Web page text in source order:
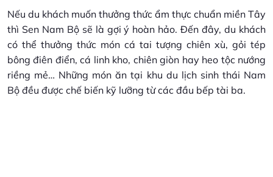
Nếu du khách muốn thưởng thức ẩm thực chuẩn miền Tây
thì Sen Nam Bộ sẽ là gợi ý hoàn hảo. Đến đây, du khách
có thể thưởng thức món cá tai tượng chiên xù, gỏi tép
bông điên điển, cá linh kho, chiên giòn hay heo tộc nướng
riềng mẻ… Những món ăn tại khu du lịch sinh thái Nam
Bộ đều được chế biến kỹ lưỡng từ các đầu bếp tài ba.